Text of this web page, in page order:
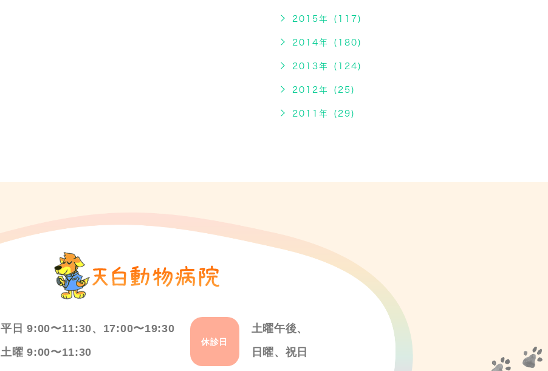
2015年 (117)
2014年 (180)
2013年 (124)
2012年 (25)
2011年 (29)
平日 9:00〜11:30、17:00〜19:30
土曜 9:00〜11:30
休診日
土曜午後、
日曜、祝日